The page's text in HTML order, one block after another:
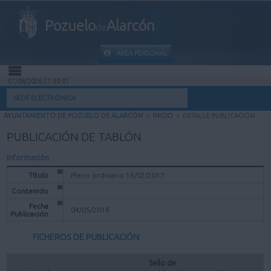
PozuelodeAlarcón
ÁREA PERSONAL
INICIO
INFORMACIÓN MUNICIPAL
AYUDA
07/08/2026 21:39:01
SEDE ELECTRÓNICA
AYUNTAMIENTO DE POZUELO DE ALARCÓN > INICIO > DETALLE PUBLICACIÓN
PUBLICACIÓN DE TABLÓN
Información
Título
Pleno ordinario 16/02/2017
Contenido
Fecha
Publicación
04/05/2018
FICHEROS DE PUBLICACIÓN
Sello de